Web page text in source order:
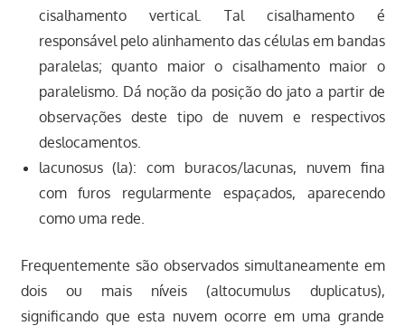
cisalhamento vertical. Tal cisalhamento é
responsável pelo alinhamento das células em bandas
paralelas; quanto maior o cisalhamento maior o
paralelismo. Dá noção da posição do jato a partir de
observações deste tipo de nuvem e respectivos
deslocamentos.
lacunosus (la): com buracos/lacunas, nuvem fina
com furos regularmente espaçados, aparecendo
como uma rede.
Frequentemente são observados simultaneamente em
dois ou mais níveis (altocumulus duplicatus),
significando que esta nuvem ocorre em uma grande